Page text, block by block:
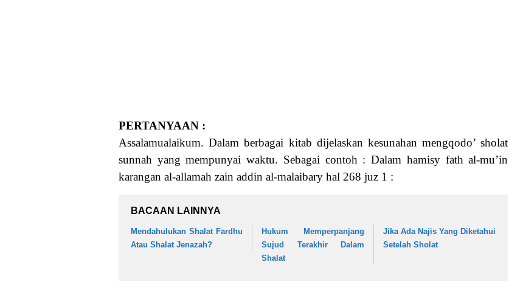
PERTANYAAN :
Assalamualaikum. Dalam berbagai kitab dijelaskan kesunahan mengqodo’ sholat
sunnah yang mempunyai waktu. Sebagai contoh : Dalam hamisy fath al-mu’in
karangan al-allamah zain addin al-malaibary hal 268 juz 1 :
BACAAN LAINNYA
Mendahulukan Shalat Fardhu
Atau Shalat Jenazah?
Hukum Memperpanjang
Sujud Terakhir Dalam
Shalat
Jika Ada Najis Yang Diketahui
Setelah Sholat